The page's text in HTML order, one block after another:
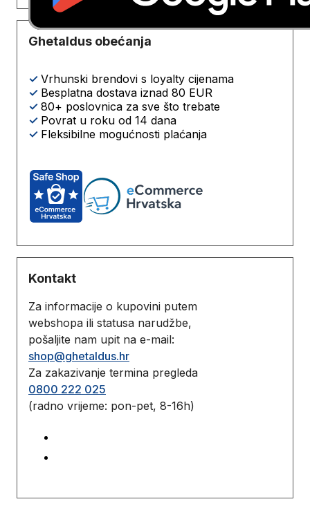
Ghetaldus obećanja
✓ Vrhunski brendovi s loyalty cijenama
✓ Besplatna dostava iznad 80 EUR
✓ 80+ poslovnica za sve što trebate
✓ Povrat u roku od 14 dana
✓ Fleksibilne mogućnosti plaćanja
Kontakt
Za informacije o kupovini putem
webshopa ili statusa narudžbe,
pošaljite nam upit na e-mail:
shop@ghetaldus.hr
Za zakazivanje termina pregleda
0800 222 025
(radno vrijeme: pon-pet, 8-16h)